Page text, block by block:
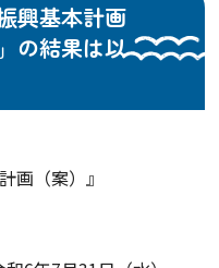
興基本計画
の結果は以
画（案）』